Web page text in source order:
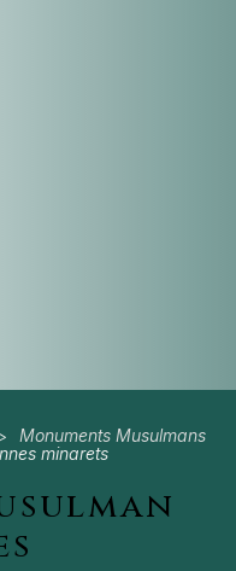
> Monuments Musulmans
minarets